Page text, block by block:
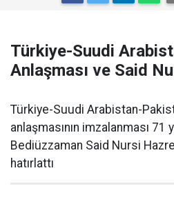
Türkiye-Suudi
Anlaşması ve Said
Türkiye-Suudi Arabistan-
anlaşmasının imzalanması 71
Bediüzzaman Said Nursi
hatırlattı